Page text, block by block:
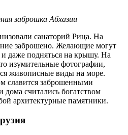
заброшка Абхазии
санаторий Рица. На
заброшено. Желающие могут
и даже подняться на крышу. На
изумительные фотографии,
живописные виды на море.
славится заброшенными
считались богатством
архитектурные памятники.